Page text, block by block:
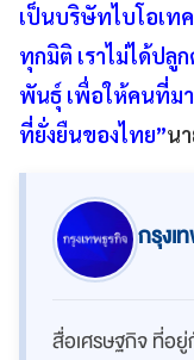
เป็นบริษัทไบโอเท
ทุกมิติ เราไม่ได้ปลู
พันธุ์ เพื่อให้คนที่มา
ที่ยั่งยืนของไทย”น
กรุงเ
สื่อเศรษฐกิจ ที่อยู่